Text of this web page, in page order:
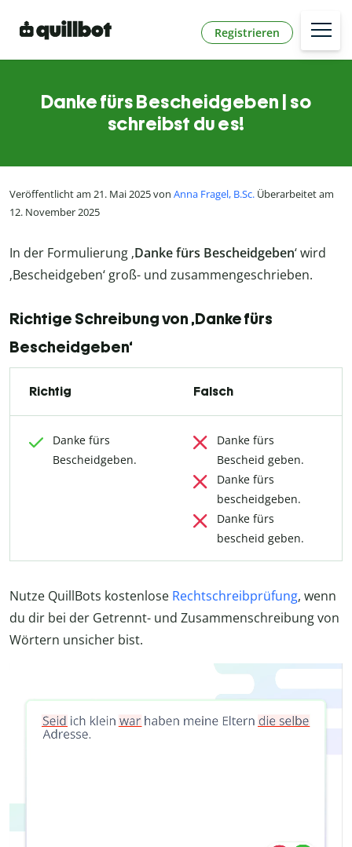
Registrieren
Danke fürs Bescheidgeben | so
schreibst du es!
Veröffentlicht am 21. Mai 2025 von Anna Fragel, B.Sc. Überarbeitet am
12. November 2025
In der Formulierung ‚Danke fürs Bescheidgeben‘ wird
‚Bescheidgeben‘ groß- und zusammengeschrieben.
Richtige Schreibung von ‚Danke fürs
Bescheidgeben‘
Richtig Falsch
Danke fürs
Bescheidgeben.
Danke fürs
Bescheid geben.
Danke fürs
bescheidgeben.
Danke fürs
bescheid geben.
Nutze QuillBots kostenlose Rechtschreibprüfung, wenn
du dir bei der Getrennt- und Zusammenschreibung von
Wörtern unsicher bist.